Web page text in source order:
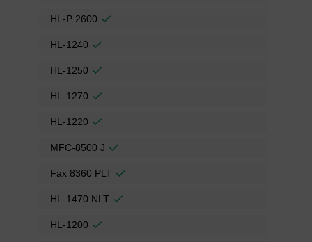
HL-P 2600
HL-1240
HL-1250
HL-1270
HL-1220
MFC-8500 J
Fax 8360 PLT
HL-1470 NLT
HL-1200